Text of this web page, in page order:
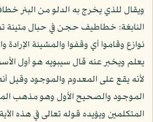
ويقال للذي يخرج به الدلو من البئر
النابغة: خطاطيف حجن في حبال متينة
نوازع وقاموا أي وقفوا والمشيئة
يعلم ويخبر عنه قال سيبويه هو أول
لأنه يقع على المعدوم والموجود وقيل
الموجود والصحيح الأول وهو مذهب
المتكلمين ويؤيده قوله تعالى في هذه الآية